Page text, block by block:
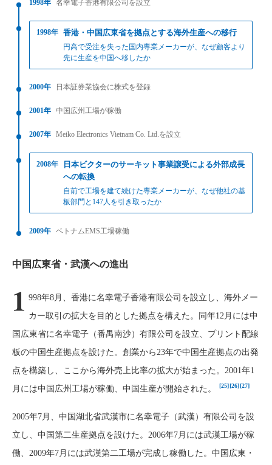
1998年 名幸電子香港有限公司を設立
1998年 香港・中国広東省を拠点とする海外生産への移行
円高で受注を失った国内専業メーカーが、なぜ顧客より
先に生産を中国へ移したか
2000年 日本証券業協会に株式を登録
2001年 中国広州工場が稼働
2007年 Meiko Electronics Vietnam Co. Ltd.を設立
2008年
日本ビクターのサーキット事業譲受による外部成長
への転換
自前で工場を建て続けた専業メーカーが、なぜ他社の基
板部門と147人を引き取ったか
2009年 ベトナムEMS工場稼働
中国広東省・武漢への進出
1 998年8月、香港に名幸電子香港有限公司を設立し、海外メー
カー取引の拡大を目的とした拠点を構えた。同年12月には中
国広東省に名幸電子（番禺南沙）有限公司を設立、プリント配線
板の中国生産拠点を設けた。創業から23年で中国生産拠点の出発
点を構築し、ここから海外売上比率の拡大が始まった。2001年1
月には中国広州工場が稼働、中国生産が開始された。
[25][26][27]
2005年7月、中国湖北省武漢市に名幸電子（武漢）有限公司を設
立し、中国第二生産拠点を設けた。2006年7月には武漢工場が稼
働、2009年7月には武漢第二工場が完成し稼働した。中国広東・